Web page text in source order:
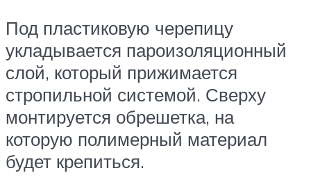
Под пластиковую черепицу
укладывается пароизоляционный
слой, который прижимается
стропильной системой. Сверху
монтируется обрешетка, на
которую полимерный материал
будет крепиться.